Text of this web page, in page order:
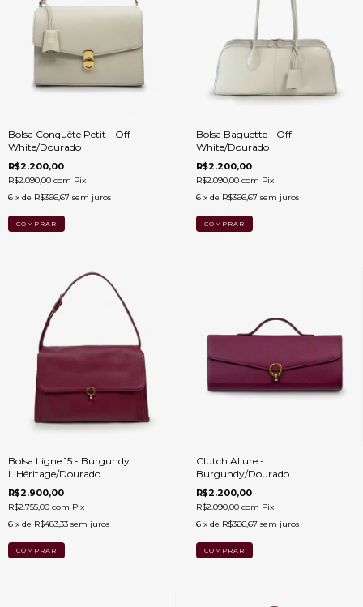
Bolsa Conquête Petit - Off
White/Dourado
R$2.200,00
R$2.090,00 com Pix
6 x de R$366,67 sem juros
Bolsa Baguette - Off-
White/Dourado
R$2.200,00
R$2.090,00 com Pix
6 x de R$366,67 sem juros
Bolsa Ligne 15 - Burgundy
L'Héritage/Dourado
R$2.900,00
R$2.755,00 com Pix
6 x de R$483,33 sem juros
Clutch Allure -
Burgundy/Dourado
R$2.200,00
R$2.090,00 com Pix
6 x de R$366,67 sem juros